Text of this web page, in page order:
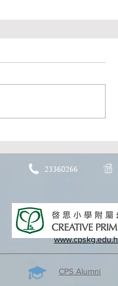
23360266
CPS Alumni